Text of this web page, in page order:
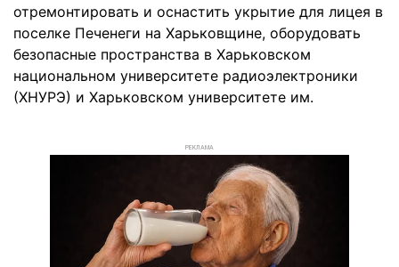
отремонтировать и оснастить укрытие для лицея в
поселке Печенеги на Харьковщине, оборудовать
безопасные пространства в Харьковском
национальном университете радиоэлектроники
(ХНУРЭ) и Харьковском университете им.
РЕКЛАМА